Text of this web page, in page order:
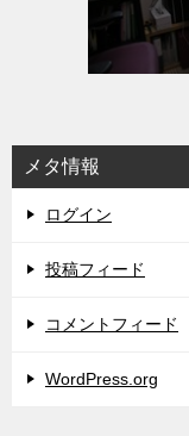
メタ情報
ログイン
投稿フィード
コメントフィード
WordPress.org